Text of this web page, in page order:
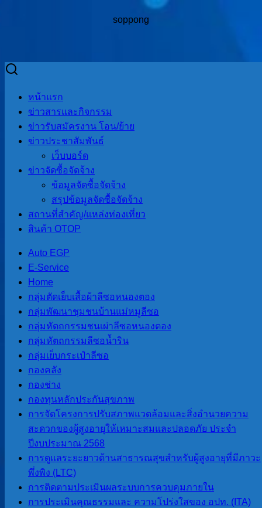
soppong
Skip
contentหน้าแรก
ข่าวสารและกิจกรรม
ข่าวรับสมัครงาน โอน/ย้าย
ข่าวประชาสัมพันธ์
เว็บบอร์ด
ข่าวจัดซื้อจัดจ้าง
ข้อมูลจัดซื้อจัดจ้าง
สรุปข้อมูลจัดซื้อจัดจ้าง
สถานที่สําคัญ/แหล่งท่องเที่ยว
สินค้า OTOP
Auto EGP
E-Service
Home
กลุ่มตัดเย็บเสื้อผ้าลีซอหนองตอง
กลุ่มพัฒนาชุมชนบ้านแม่หมูลีซอ
กลุ่มหัตถกรรมชนเผ่าลีซอหนองตอง
กลุ่มหัตถกรรมลีซอน้ำริน
กลุ่มเย็บกระเป๋าลีซอ
กองคลัง
กองช่าง
กองทุนหลักประกันสุขภาพ
การจัดโครงการปรับสภาพแวดล้อมและสิ่งอำนวยความ
สะดวกของผู้สูงอายุให้เหมาะสมและปลอดภัย ประจำ
ปีงบประมาณ 2568
การดูแลระยะยาวด้านสาธารณสุขสำหรับผู้สูงอายุที่มีภาวะ
พึ่งพิง (LTC)
การติดตามประเมินผลระบบการควบคุมภายใน
การประเมินคุณธรรมและ ความโปร่งใสของ อปท. (ITA)
วันศุกร์ที่ 4 เดือนสิงหาคม พ.ศ. 2560 เวลา 13.00 น. อบต.สบป่อง
ร่วมกับคณะครูและนักเรียนโรงเรียนราชประชานุเคราะห์ 34
ดำเนินการเพาะกล้าดอกดาวเรืองในช่วงพระราชพิธีถวายพระ
เพลิงพระบรมศพพระบาทสมเด็จพระปรมินทรมหาภูมิพลอดุลย
เดชฯ ณ บริเวณหน้าถ้ำผีแมน ต.สบป่อง อ.ปางมะผ้า
วันศุกร์ที่ 4 เดือน
สิงหาคม พ.ศ.
2560 เวลา 13.00
น. อบต.สบป่อง
ร่วมกับคณะครู
และนักเรียน
โรงเรียนราช
ประชานุเคราะห์
34 ดำเนินการ
เพาะกล้าดอกดาว
เรืองในช่วงพระ